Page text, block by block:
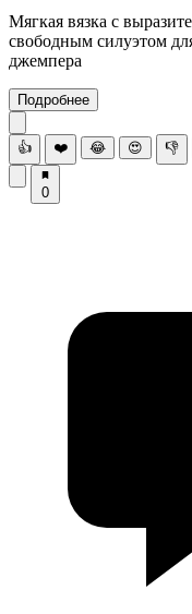
Мягкая вязка с
свободным силуэтом
джемпера
Подробнее
👍 ❤️ 😂 😍 👎
0